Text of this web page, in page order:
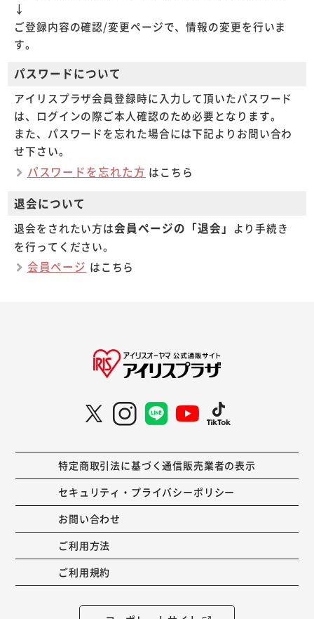
↓
ご登録内容の確認/変更ページで、情報の変更を行いま
す。
パスワードについて
アイリスプラザ会員登録時に入力して頂いたパスワード
は、ログインの際ご本人確認のため必要となります。
また、パスワードを忘れた場合には下記よりお問い合わ
せ下さい。
パスワードを忘れた方 はこちら
退会について
退会をされたい方は会員ページの「退会」 より手続き
を行ってください。
会員ページ はこちら
特定商取引法に基づく通信販売業者の表示
セキュリティ・プライバシーポリシー
お問い合わせ
ご利用方法
ご利用規約